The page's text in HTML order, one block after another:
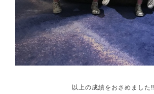
以上の成績をおさめました‼️